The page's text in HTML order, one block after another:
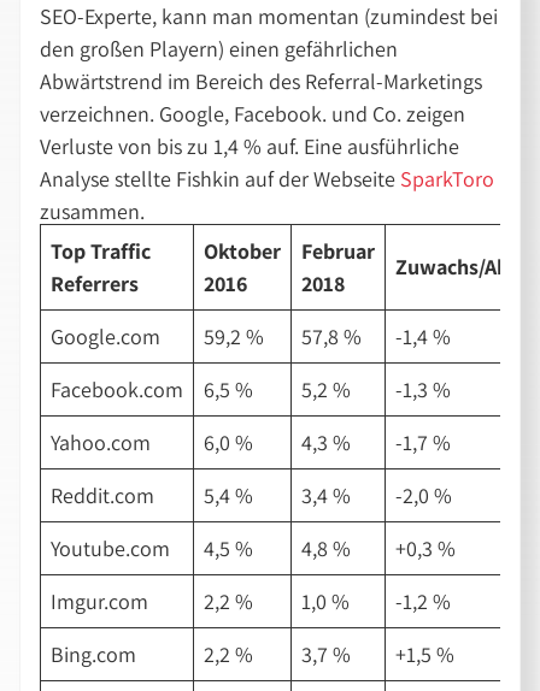
SEO-Experte, kann man momentan (zumindest bei
den großen Playern) einen gefährlichen
Abwärtstrend im Bereich des Referral-Marketings
verzeichnen. Google, Facebook. und Co. zeigen
Verluste von bis zu 1,4 % auf. Eine ausführliche
Analyse stellte Fishkin auf der Webseite SparkToro
zusammen.
Top Traffic
Referrers
Oktober
2016
Februar
2018
Zuwachs/
Google.com 59,2 % 57,8 %
-1,4 %
Facebook.com
6,5 % 5,2 %
-1,3 %
Yahoo.com
6,0 % 4,3 %
-1,7 %
Reddit.com
5,4 % 3,4 %
-2,0 %
Youtube.com
4,5 % 4,8 %
+0,3 %
Imgur.com
2,2 % 1,0 %
-1,2 %
Bing.com
2,2 % 3,7 %
+1,5 %